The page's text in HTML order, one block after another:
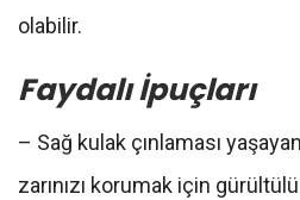
olabilir.
Faydalı İpuçları
– Sağ kulak çınlaması
zarınızı korumak için